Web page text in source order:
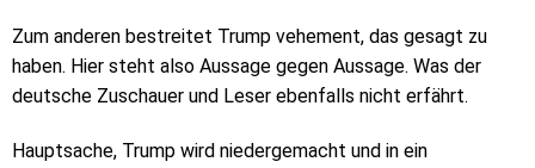
Zum anderen bestreitet Trump vehement, das gesagt zu
haben. Hier steht also Aussage gegen Aussage. Was der
deutsche Zuschauer und Leser ebenfalls nicht erfährt.
Hauptsache, Trump wird niedergemacht und in ein